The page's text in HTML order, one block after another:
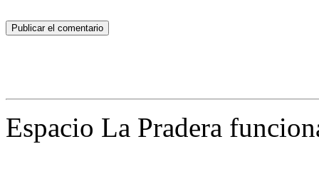
Espacio La Pradera